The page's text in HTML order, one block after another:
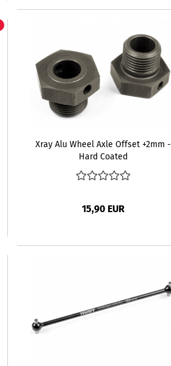
Xray Alu Wheel Axle Offset +2mm -
Hard Coated
15,90 EUR